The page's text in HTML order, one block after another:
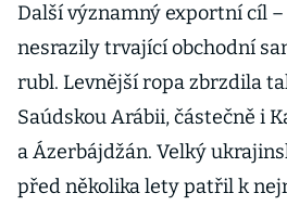
Další významný exportní cíl
nesrazily trvající obchodní
rubl. Levnější ropa zbrzdila
Saúdskou Arábii, částečně i
a Ázerbájdžán. Velký
před několika lety patřil k